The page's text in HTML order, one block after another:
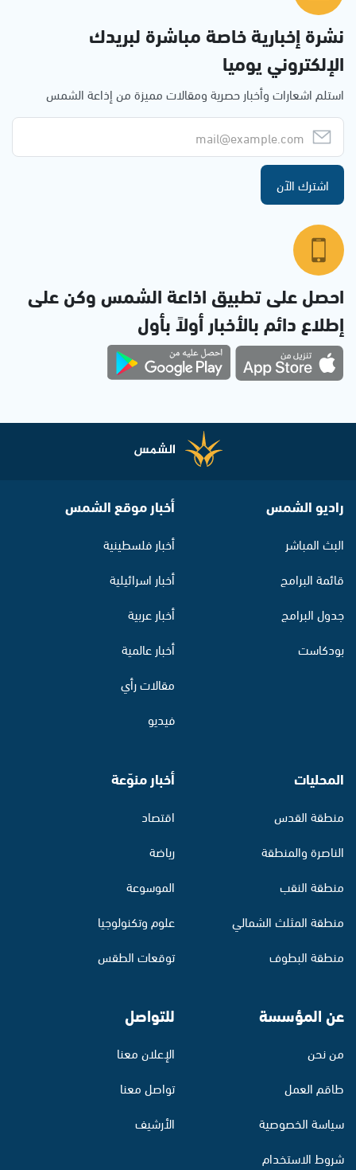
نشرة إخبارية خاصة مباشرة لبريدك
الإلكتروني يوميا
استلم اشعارات وأخبار حصرية ومقالات مميزة من إذاعة الشمس
اشترك الآن
احصل على تطبيق اذاعة الشمس وكن على
إطلاع دائم بالأخبار أولاً بأول
راديو الشمس
البث المباشر
قائمة البرامج
جدول البرامج
بودكاست
أخبار موقع الشمس
أخبار فلسطينية
أخبار اسرائيلية
أخبار عربية
أخبار عالمية
مقالات رأي
فيديو
المحليات
منطقة القدس
الناصرة والمنطقة
منطقة النقب
منطقة المثلث الشمالي
منطقة البطوف
أخبار منوّعة
اقتصاد
رياضة
الموسوعة
علوم وتكنولوجيا
توقعات الطقس
عن المؤسسة
من نحن
طاقم العمل
سياسة الخصوصية
شروط الاستخدام
للتواصل
الإعلان معنا
تواصل معنا
الأرشيف